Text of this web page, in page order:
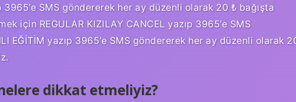
3965’e SMS göndererek her ay düzenli olarak 20 ₺ bağışta
için REGULAR KIZILAY CANCEL yazıp 3965’e SMS
EĞİTİM yazıp 3965’e SMS göndererek her ay düzenli olarak
dikkat etmeliyiz?